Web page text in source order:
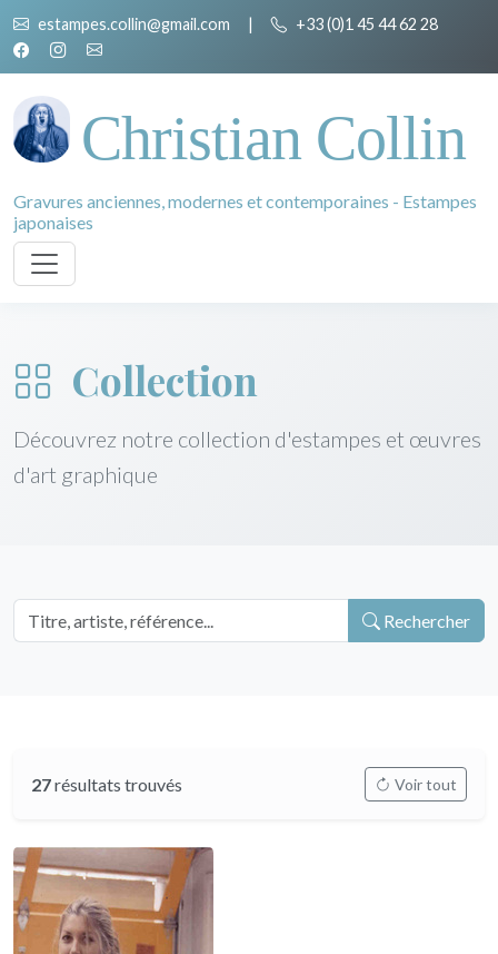
estampes.collin@gmail.com | +33 (0)1 45 44 62 28
Christian Collin
Gravures anciennes, modernes et contemporaines - Estampes
japonaises
Collection
Découvrez notre collection d'estampes et œuvres
d'art graphique
Rechercher
27résultats trouvés Voir tout